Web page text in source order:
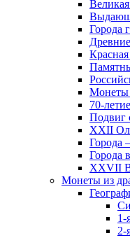
Города
Монеты
70-
Подвиг
XXII
Города
Города
XXVII
Монеты из
1-
2-